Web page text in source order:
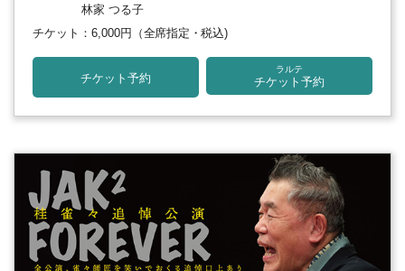
林家 つる子
チケット：6,000円
（全席指定・税込)
チケット予約
ラルテ
チケット予約